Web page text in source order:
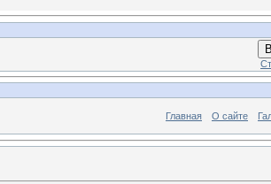
Главная О сайте